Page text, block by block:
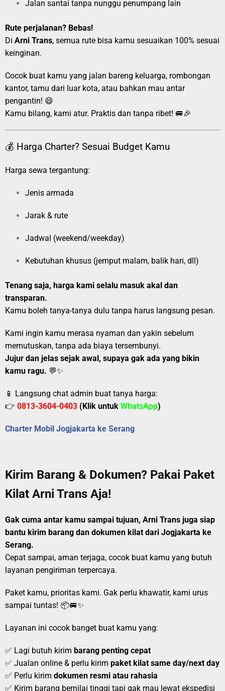
Jalan santai tanpa nunggu penumpang lain
Rute perjalanan? Bebas!
Di Arni Trans, semua rute bisa kamu sesuaikan 100% sesuai
keinginan.
Cocok buat kamu yang jalan bareng keluarga, rombongan
kantor, tamu dari luar kota, atau bahkan mau antar
pengantin! 😄
Kamu bilang, kami atur. Praktis dan tanpa ribet! 🚐🎉
💰 Harga Charter? Sesuai Budget Kamu
Harga sewa tergantung:
Jenis armada
Jarak & rute
Jadwal (weekend/weekday)
Kebutuhan khusus (jemput malam, balik hari, dll)
Tenang saja, harga kami selalu masuk akal dan
transparan.
Kamu boleh tanya-tanya dulu tanpa harus langsung pesan.
Kami ingin kamu merasa nyaman dan yakin sebelum
memutuskan, tanpa ada biaya tersembunyi.
Jujur dan jelas sejak awal, supaya gak ada yang bikin
kamu ragu. 💬✨
📱 Langsung chat admin buat tanya harga:
👉 0813-3604-0403 (Klik untuk WhatsApp)
Charter Mobil Jogjakarta ke Serang
Kirim Barang & Dokumen? Pakai Paket
Kilat Arni Trans Aja!
Gak cuma antar kamu sampai tujuan, Arni Trans juga siap
bantu kirim barang dan dokumen kilat dari Jogjakarta ke
Serang.
Cepat sampai, aman terjaga, cocok buat kamu yang butuh
layanan pengiriman terpercaya.
Paket kamu, prioritas kami. Gak perlu khawatir, kami urus
sampai tuntas! 📦🚐✨
Layanan ini cocok banget buat kamu yang:
✅ Lagi butuh kirim barang penting cepat
✅ Jualan online & perlu kirim paket kilat same day/next day
✅ Perlu kirim dokumen resmi atau rahasia
✅ Kirim barang bernilai tinggi tapi gak mau lewat ekspedisi